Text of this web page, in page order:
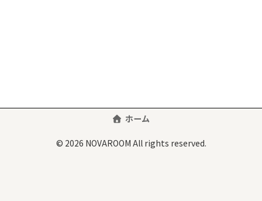
ホーム
© 2026 NOVAROOM All rights reserved.